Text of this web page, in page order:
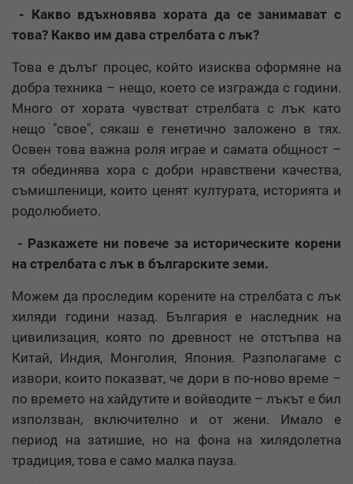
- Какво вдъхновява хората да се занимават с
това? Какво им дава стрелбата с лък?
Това е дълъг процес, който изисква оформяне на
добра техника – нещо, което се изгражда с години.
Много от хората чувстват стрелбата с лък като
нещо "свое", сякаш е генетично заложено в тях.
Освен това важна роля играе и самата общност –
тя обединява хора с добри нравствени качества,
съмишленици, които ценят културата, историята и
родолюбието.
- Разкажете ни повече за историческите корени
на стрелбата с лък в българските земи.
Можем да проследим корените на стрелбата с лък
хиляди години назад. България е наследник на
цивилизация, която по древност не отстъпва на
Китай, Индия, Монголия, Япония. Разполагаме с
извори, които показват, че дори в по-ново време –
по времето на хайдутите и войводите – лъкът е бил
използван, включително и от жени. Имало е
период на затишие, но на фона на хилядолетна
традиция, това е само малка пауза.